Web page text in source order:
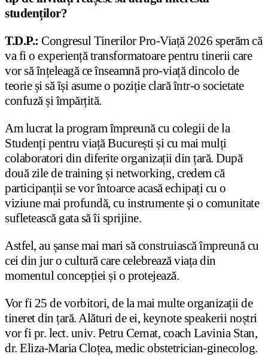
studenților?
T.D.P.: Congresul Tinerilor Pro-Viață 2026 sperăm că
va fi o experiență transformatoare pentru tinerii care
vor să înțeleagă ce înseamnă pro-viață dincolo de
teorie și să își asume o poziție clară într-o societate
confuză și împărțită.
Am lucrat la program împreună cu colegii de la
Studenți pentru viață București și cu mai mulți
colaboratori din diferite organizații din țară. După
două zile de training și networking, credem că
participanții se vor întoarce acasă echipați cu o
viziune mai profundă, cu instrumente și o comunitate
sufletească gata să îi sprijine.
Astfel, au șanse mai mari să construiască împreună cu
cei din jur o cultură care celebrează viața din
momentul concepției și o protejează.
Vor fi 25 de vorbitori, de la mai multe organizații de
tineret din țară. Alături de ei, keynote speakerii noștri
vor fi pr. lect. univ. Petru Cernat, coach Lavinia Stan,
dr. Eliza-Maria Cloțea, medic obstetrician-ginecolog.